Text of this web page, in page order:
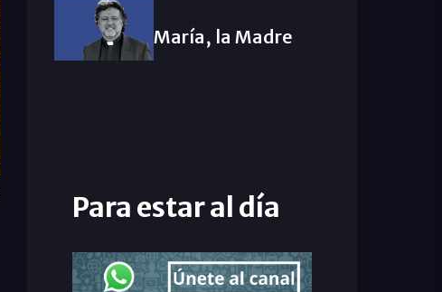
María, la Madre
Para estar al día